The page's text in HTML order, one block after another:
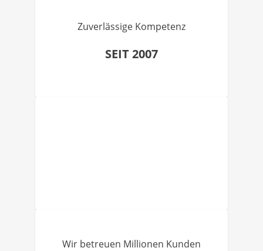
Zuverlässige Kompetenz
SEIT 2007
Wir betreuen Millionen Kunden